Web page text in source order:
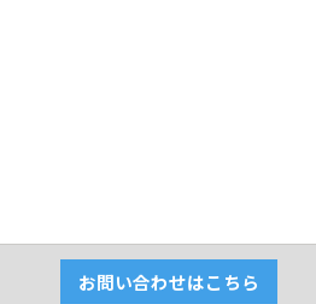
お問い合わせはこちら